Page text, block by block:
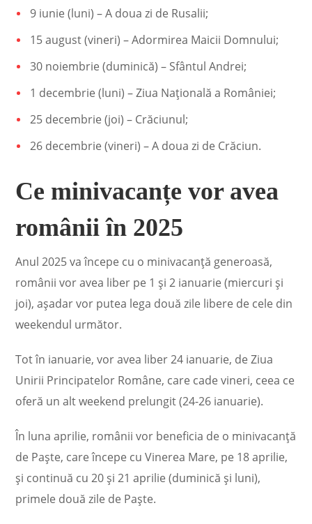
9 iunie (luni) – A doua zi de Rusalii;
15 august (vineri) – Adormirea Maicii Domnului;
30 noiembrie (duminică) – Sfântul Andrei;
1 decembrie (luni) – Ziua Națională a României;
25 decembrie (joi) – Crăciunul;
26 decembrie (vineri) – A doua zi de Crăciun.
Ce minivacanțe vor avea
românii în 2025
Anul 2025 va începe cu o minivacanță generoasă,
românii vor avea liber pe 1 și 2 ianuarie (miercuri și
joi), așadar vor putea lega două zile libere de cele din
weekendul următor.
Tot în ianuarie, vor avea liber 24 ianuarie, de Ziua
Unirii Principatelor Române, care cade vineri, ceea ce
oferă un alt weekend prelungit (24-26 ianuarie).
În luna aprilie, românii vor beneficia de o minivacanță
de Paște, care începe cu Vinerea Mare, pe 18 aprilie,
și continuă cu 20 și 21 aprilie (duminică și luni),
primele două zile de Paște.